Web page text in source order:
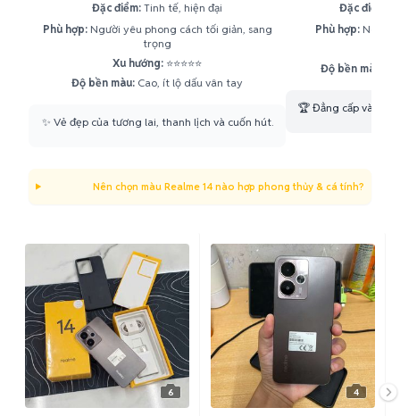
Đặc điểm: Tinh tế, hiện đại
Phù hợp:Người yêu phong cách tối giản, sang
trọng
Xu hướng: ⭐⭐⭐⭐⭐
Độ bền màu: Cao, ít lộ dấu vân tay
✨ Vẻ đẹp của tương lai, thanh lịch và cuốn hút.
Đặc điểm:
Phù hợp:Người
Độ bền màu:
🏆 Đẳng cấp và lịch
Nên chọn màu Realme 14 nào hợp phong thủy & cá tính?
6 4